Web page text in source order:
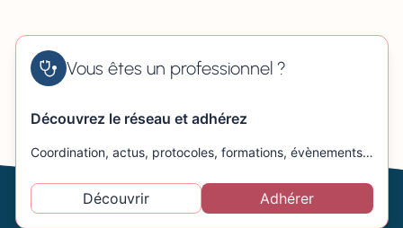
Vous êtes un professionnel ?
Découvrez le réseau et adhérez
Coordination, actus, protocoles, formations, évènements…
Découvrir Adhérer